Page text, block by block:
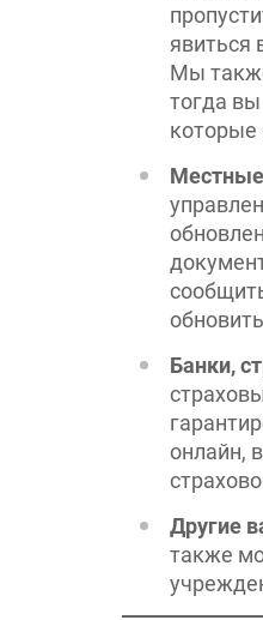
явиться
Мы
тогда вы
которые
Местные
Банки,
онлайн,
Другие
также